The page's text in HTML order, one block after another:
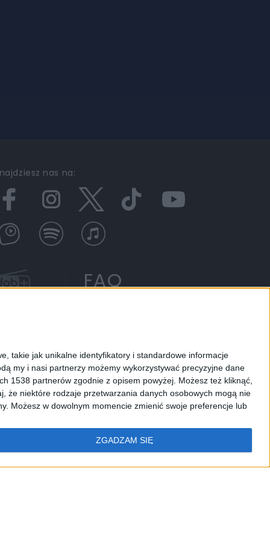
takie jak unikalne identyfikatory i standardowe informacje
my i nasi partnerzy możemy wykorzystywać precyzyjne dane
1538 partnerów zgodnie z opisem powyżej. Możesz też kliknąć,
że niektóre rodzaje przetwarzania danych osobowych mogą nie
Możesz w dowolnym momencie zmienić swoje preferencje lub
ZGADZAM SIĘ
nas na:
FAQ
RADIO CHOPIN RCKL PODCASTY